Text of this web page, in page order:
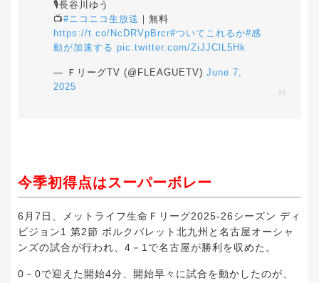
🎙️長谷川ゆう
📺#ニコニコ生放送
｜無料
https://t.co/NcDRVpBrcr#ついてこれるか#感
動が加速する pic.twitter.com/ZiJJClL5Hk
— ＦリーグTV (@FLEAGUETV) June 7,
2025
今季初得点はスーパーボレー
6月7日、メットライフ生命Ｆリーグ2025-26シーズン ディ
ビジョン1 第2節 ボルクバレット北九州と名古屋オーシャ
ンズの試合が行われ、4－1で名古屋が勝利を収めた。
0－0で迎えた開始4分、開始早々に試合を動かしたのが、